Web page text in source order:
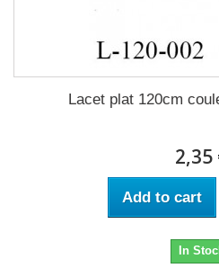
Lacet plat 120cm
2,35
Add to cart
In